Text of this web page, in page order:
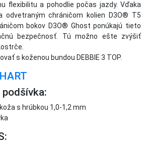
flexibilitu a pohodlie počas jazdy. Vďaka
odvetraným chráničom kolien D3O® T5
bokov D3O® Ghost ponúkajú tieto
bezpečnosť. Tú možno ešte zvýšiť
s koženou bundou DEBBIE 3 TOP.
s hrúbkou 1,0-1,2 mm